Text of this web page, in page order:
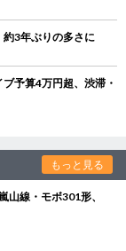
3年ぶりの多さに
予算4万円超、渋滞・
もっと見る
線・モボ301形、